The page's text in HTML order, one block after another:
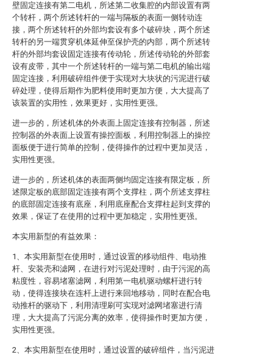
壁固定连接有第二电机，所述第二收集腔的内部设置有两
个转杆，两个所述转杆的一端与隔板的表面一侧转动连
接，两个所述转杆的外部均套设有多个破碎块，两个所述
转杆的另一端贯穿机体延伸至保护壳的内部，两个所述转
杆的外部均套设固定连接有传动轮，所述传动轮的外部套
设有皮带，其中一个所述转杆的一端与第二电机的输出端
固定连接，利用破碎组件便于实现对大块状的污泥进行破
碎处理，使得后期作为肥料使用时更加方便，大大提高了
该装置的实用性，效果更好，实用性更强。
进一步的，所述机体的外表面上固定连接有控制器，所述
控制器的外表面上设置有操控面板，利用控制器上的操控
面板便于进行简单的控制，使得操作的过程中更加灵活，
实用性更强。
进一步的，所述机体的表面两侧均固定连接有限定板，所
述限定板的底部固定连接有两个支撑柱，两个所述支撑柱
的底部固定连接有底座，利用底座配合支撑柱起到支撑的
效果，保证了在使用的过程中更加稳定，实用性更强。
本实用新型的有益效果：
1、本实用新型在使用时，通过设置的移动组件、电动推
杆、安装壳和滤网，在进行对污泥处理时，由于污泥的高
粘度性，容易堵塞滤网，利用第一电机驱动螺杆进行转
动，使得连接块在连杆上进行来回地移动，同时在配合电
动推杆的驱动下，利用清理刷可实现对滤网堵塞进行清
理，大大提高了污泥分离的效率，使得操作时更加方便，
实用性更强。
2、本实用新型在使用时，通过设置的破碎组件，当污泥进